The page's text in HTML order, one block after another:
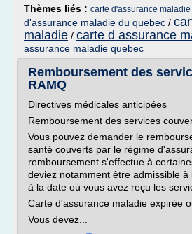
Thèmes liés : carte d'assurance
d'assurance maladie du quebec /
maladie / carte d assurance
assurance maladie quebec
Remboursement des
RAMQ
Directives médicales anticipées
Remboursement des services
Vous pouvez demander le
santé couverts par le régime
remboursement s'effectue à
deviez notamment être admissible
à la date où vous avez reçu les
Carte d'assurance maladie expirée
Vous devez...